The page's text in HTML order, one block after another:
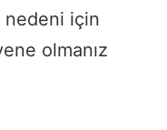
nedeni için
olmanız